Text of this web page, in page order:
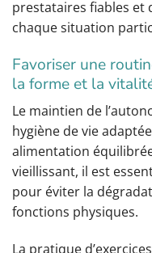
prestataires fiables et
chaque situation
Favoriser une
la forme et la
Le maintien de
hygiène de vie
alimentation
vieillissant, il est
pour éviter la
fonctions physiques.
La pratique